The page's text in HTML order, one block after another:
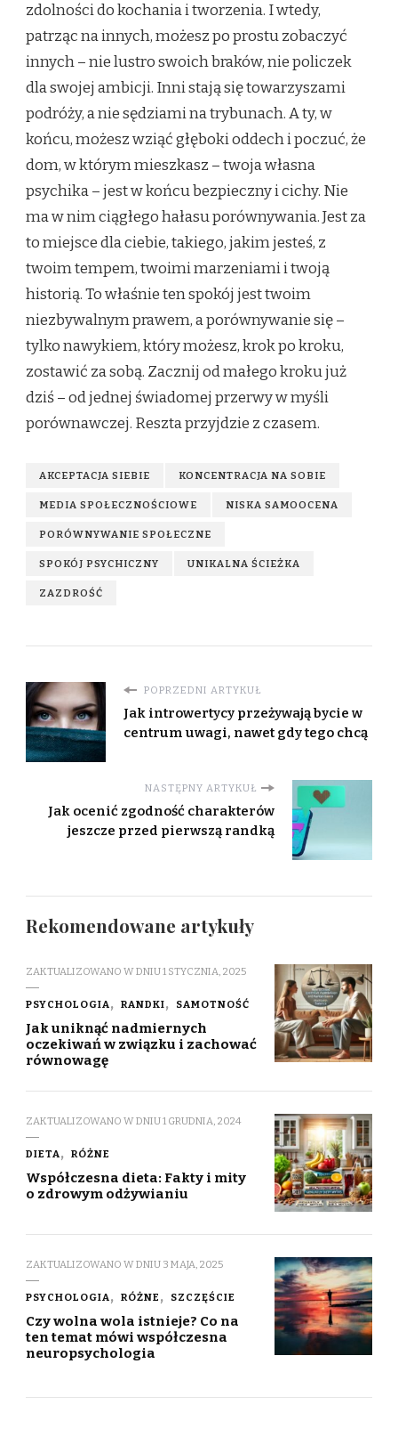
zdolności do kochania i tworzenia. I wtedy,
patrząc na innych, możesz po prostu zobaczyć
innych – nie lustro swoich braków, nie policzek
dla swojej ambicji. Inni stają się towarzyszami
podróży, a nie sędziami na trybunach. A ty, w
końcu, możesz wziąć głęboki oddech i poczuć, że
dom, w którym mieszkasz – twoja własna
psychika – jest w końcu bezpieczny i cichy. Nie
ma w nim ciągłego hałasu porównywania. Jest za
to miejsce dla ciebie, takiego, jakim jesteś, z
twoim tempem, twoimi marzeniami i twoją
historią. To właśnie ten spokój jest twoim
niezbywalnym prawem, a porównywanie się –
tylko nawykiem, który możesz, krok po kroku,
zostawić za sobą. Zacznij od małego kroku już
dziś – od jednej świadomej przerwy w myśli
porównawczej. Reszta przyjdzie z czasem.
AKCEPTACJA SIEBIE KONCENTRACJA NA SOBIE
MEDIA SPOŁECZNOŚCIOWE NISKA SAMOOCENA
PORÓWNYWANIE SPOŁECZNE
SPOKÓJ PSYCHICZNY UNIKALNA ŚCIEŻKA
ZAZDROŚĆ
POPRZEDNI ARTYKUŁ
Jak introwertycy przeżywają bycie w
centrum uwagi, nawet gdy tego chcą
NASTĘPNY ARTYKUŁ
Jak ocenić zgodność charakterów
jeszcze przed pierwszą randką
Rekomendowane artykuły
ZAKTUALIZOWANO W DNIU1 STYCZNIA, 2025
PSYCHOLOGIA RANDKI SAMOTNOŚĆ
Jak uniknąć nadmiernych
oczekiwań w związku i zachować
równowagę
ZAKTUALIZOWANO W DNIU1 GRUDNIA, 2024
DIETA RÓŻNE
Współczesna dieta: Fakty i mity
o zdrowym odżywianiu
ZAKTUALIZOWANO W DNIU 3 MAJA, 2025
PSYCHOLOGIA RÓŻNE SZCZĘŚCIE
Czy wolna wola istnieje? Co na
ten temat mówi współczesna
neuropsychologia